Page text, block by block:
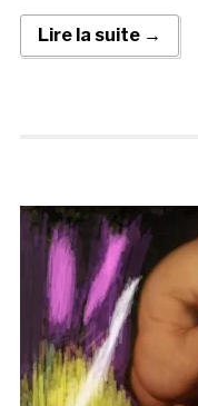
Lire la suite →